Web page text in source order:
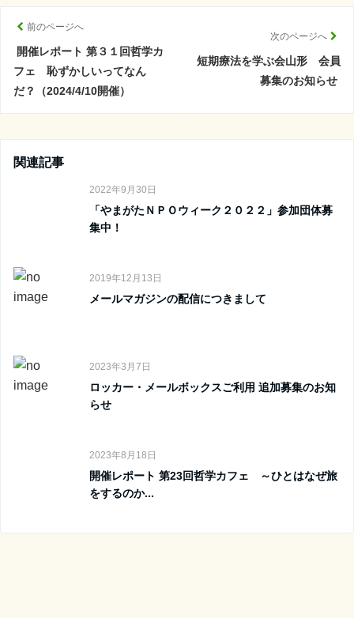
前のページへ
開催レポート 第３１回哲学カ
フェ 恥ずかしいってなん
だ？（2024/4/10開催）
次のページへ
短期療法を学ぶ会山形 会員
募集のお知らせ
関連記事
2022年9月30日
「やまがたＮＰＯウィーク２０２２」参加団体募
集中！
2019年12月13日
メールマガジンの配信につきまして
2023年3月7日
ロッカー・メールボックスご利用 追加募集のお知
らせ
2023年8月18日
開催レポート 第23回哲学カフェ ～ひとはなぜ旅
をするのか...